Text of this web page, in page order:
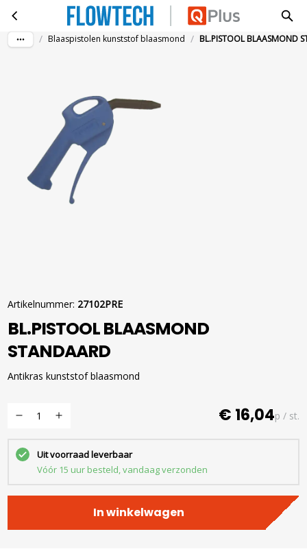
Ga naar hoofdinhoudBL.PISTOOL BLAASMOND STANDAARD
/ Blaaspistolen kunststof blaasmond / BL.PISTOOL BLAASMOND
Artikelnummer: 27102PRE
BL.PISTOOL BLAASMOND
STANDAARD
Antikras kunststof blaasmond
€ 16,04p / st.
Uit voorraad leverbaar
Vóór 15 uur besteld, vandaag verzonden
In winkelwagen